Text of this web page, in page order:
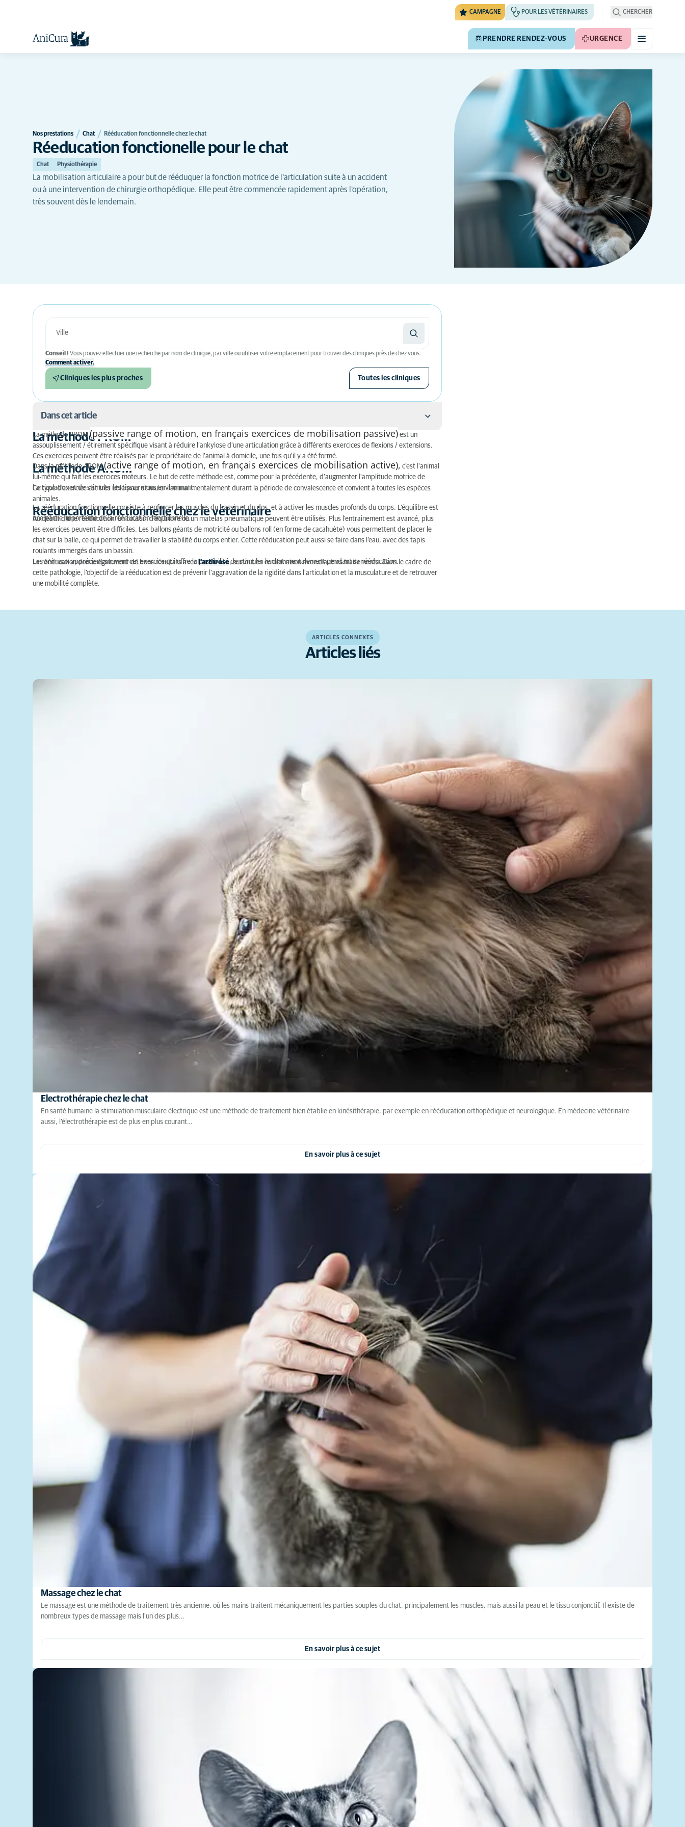
CAMPAGNE POUR LES VÉTÉRINAIRES CHERCHER
PRENDRE RENDEZ-VOUS URGENCE
Nos prestations Chat Rééducation fonctionnelle chez le chat
Réeducation fonctionelle pour le chat
Chat Physiothérapie
La mobilisation articulaire a pour but de rééduquer la fonction motrice de l'articulation suite à un accident
ou à une intervention de chirurgie orthopédique. Elle peut être commencée rapidement après l'opération,
très souvent dès le lendemain.
Conseil ! Vous pouvez effectuer une recherche par nom de clinique, par ville ou utiliser votre emplacement pour trouver des cliniques près de chez vous.
Comment activer.
Cliniques les plus proches Toutes les cliniques
Dans cet article
La méthode PROM
La méthode AROM
Rééducation fonctionnelle chez le vétérinaire
La méthode PROM
La méthode PROM(passive range of motion, en français exercices de mobilisation passive) est un
assouplissement / étirement spécifique visant à réduire l’ankylose d'une articulation grâce à différents exercices de flexions / extensions.
Ces exercices peuvent être réalisés par le propriétaire de l'animal à domicile, une fois qu'il y a été formé.
La méthode AROM
Dans la méthode AROM(active range of motion, en français exercices de mobilisation active), c'est l'animal
lui-même qui fait les exercices moteurs. Le but de cette méthode est, comme pour la précédente, d'augmenter l'amplitude motrice de
l'articulation et de stimuler les tissus mous environnant.
Ce type d'exercice est très utile pour stimuler l'animal mentalement durant la période de convalescence et convient à toutes les espèces
animales.
Rééducation fonctionnelle chez le vétérinaire
La rééducation fonctionnelle consiste à renforcer les muscles du bassin et du dos, et à activer les muscles profonds du corps. L'équilibre est
une partie importante de la rééducation fonctionnelle.
Au début d'une rééducation, un coussin d'équilibre ou un matelas pneumatique peuvent être utilisés. Plus l’entraînement est avancé, plus
les exercices peuvent être difficiles. Les ballons géants de motricité ou ballons roll (en forme de cacahuète) vous permettent de placer le
chat sur la balle, ce qui permet de travailler la stabilité du corps entier. Cette rééducation peut aussi se faire dans l’eau, avec des tapis
roulants immergés dans un bassin.
Les animaux apprécient souvent cet exercice qui offre la possibilité de stimuler le chat mentalement pendant sa rééducation.
La rééducation donne également de bons résultats avec l’arthrose, surtout en combinaison avec d’autres traitements. Dans le cadre de
cette pathologie, l’objectif de la rééducation est de prévenir l’aggravation de la rigidité dans l’articulation et la musculature et de retrouver
une mobilité complète.
ARTICLES CONNEXES
Articles liés
Electrothérapie chez le chat
En santé humaine la stimulation musculaire électrique est une méthode de traitement bien établie en kinésithérapie, par exemple en rééducation orthopédique et neurologique. En médecine vétérinaire
aussi, l'électrothérapie est de plus en plus courant…
En savoir plus à ce sujet
Massage chez le chat
Le massage est une méthode de traitement très ancienne, où les mains traitent mécaniquement les parties souples du chat, principalement les muscles, mais aussi la peau et le tissu conjonctif. Il existe de
nombreux types de massage mais l'un des plus…
En savoir plus à ce sujet